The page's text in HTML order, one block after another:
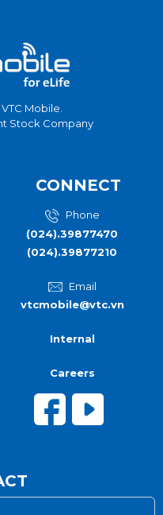
Mobile.
Stock Company
CONNECT
Phone
(024).39877470
(024).39877210
Email
vtcmobile@vtc.vn
Internal
Careers